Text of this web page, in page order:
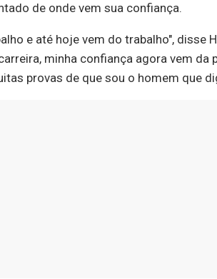
de onde vem sua confiança.
e até hoje vem do trabalho", disse
minha confiança agora vem
provas de que sou o homem que